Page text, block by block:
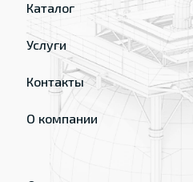
Каталог
Услуги
Контакты
О компании